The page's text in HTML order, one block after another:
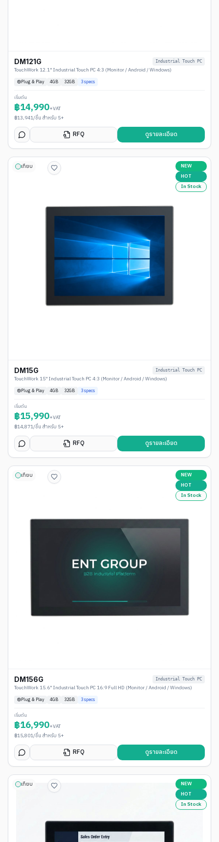
DM121G Industrial Touch PC
TouchWork 12.1" Industrial Touch PC 4:3 (Monitor / Android / Windows)
Plug & Play 4GB 32GB 3specs
เริ่มต้น
฿14,990+VAT
฿13,941/ชิ้น สำหรับ 5+
RFQ ดูรายละเอียด
เทียบ
NEW
HOT
In Stock
DM15G Industrial Touch PC
TouchWork 15" Industrial Touch PC 4:3 (Monitor / Android / Windows)
Plug & Play 4GB 32GB 3specs
เริ่มต้น
฿15,990+VAT
฿14,871/ชิ้น สำหรับ 5+
RFQ ดูรายละเอียด
เทียบ
NEW
HOT
In Stock
DM156G Industrial Touch PC
TouchWork 15.6" Industrial Touch PC 16:9 Full HD (Monitor / Android / Windows)
Plug & Play 4GB 32GB 3specs
เริ่มต้น
฿16,990+VAT
฿15,801/ชิ้น สำหรับ 5+
RFQ ดูรายละเอียด
เทียบ
NEW
HOT
In Stock